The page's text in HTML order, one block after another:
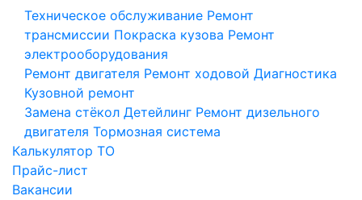
Техническое обслуживание Ремонт
трансмиссии Покраска кузова Ремонт
электрооборудования
Ремонт двигателя Ремонт ходовой Диагностика
Кузовной ремонт
Замена стёкол Детейлинг Ремонт дизельного
двигателя Тормозная система
Калькулятор ТО
Прайс-лист
Вакансии